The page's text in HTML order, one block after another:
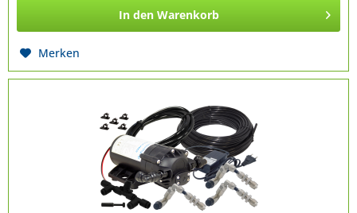
In den Warenkorb
Merken